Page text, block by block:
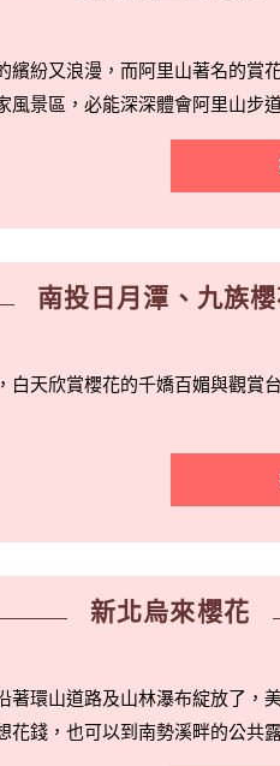
紛又浪漫，而阿里山著名的賞
景區，必能深深體會阿里山步
南投日月潭、九族
天欣賞櫻花的千嬌百媚與觀賞
新北烏來櫻花
著環山道路及山林瀑布綻放了
錢，也可以到南勢溪畔的公共